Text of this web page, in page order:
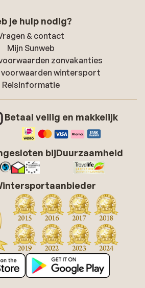
je hulp nodig?
& contact
Mijn Sunweb
zonvakanties
voorwaarden wintersport
Reisinformatie
Betaal veilig en makkelijk
bijDuurzaamheid